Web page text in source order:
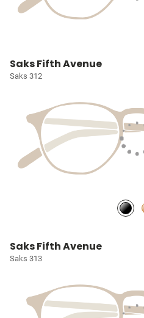
Saks Fifth Avenue
Saks 312
Saks Fifth Avenue
Saks 313